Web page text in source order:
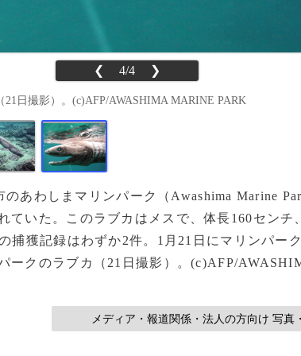
❮ 4/4 ❯
日撮影）。(c)AFP/AWASHIMA MARINE PARK
のあわしまマリンパーク（Awashima Marine
ていた。このラブカはメスで、体長160センチ
捕獲記録はわずか2件。1月21日にマリンパー
ークのラブカ（21日撮影）。(c)AFP/
メディア・報道関係・法人の方向け 写真